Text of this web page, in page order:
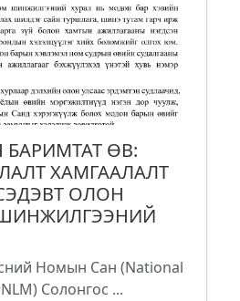
ӨВ:
ХАМГААЛАЛТ
ОЛОН
Номын Сан (National
Солонгос ...